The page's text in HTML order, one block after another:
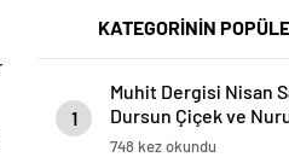
KATEGORİNİN
1
Muhit Dergisi Nisan
Dursun Çiçek ve
Kapağa Taşıyor
748 kez okundu